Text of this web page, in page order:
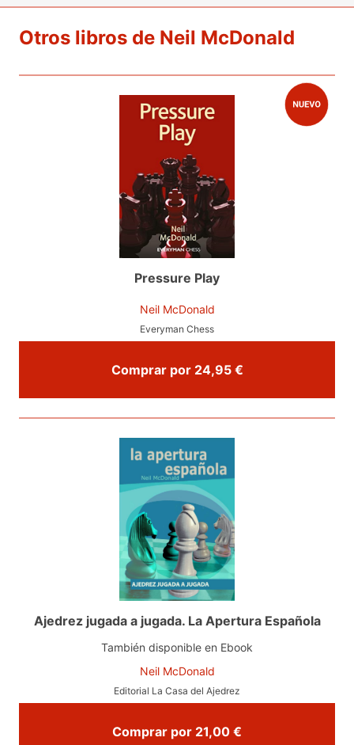
Otros libros de Neil McDonald
Pressure Play
Neil McDonald
Everyman Chess
Comprar por 24,95 €
Ajedrez jugada a jugada. La Apertura Española
También disponible en Ebook
Neil McDonald
Editorial La Casa del Ajedrez
Comprar por 21,00 €